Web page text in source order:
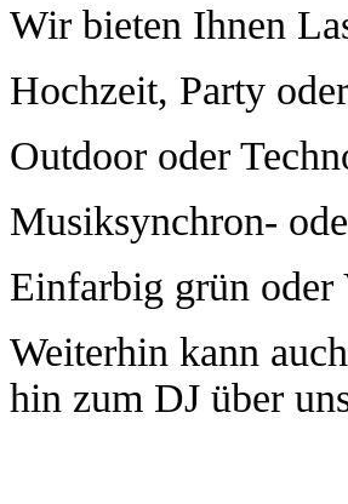
Wir bieten Ihnen
Hochzeit, Party
Outdoor oder
Musiksynchron-
Einfarbig grün
Weiterhin kann
hin zum DJ über